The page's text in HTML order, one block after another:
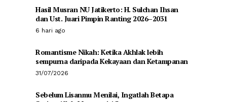
Hasil Musran NU Jatikerto: H. Sulchan Ihsan
dan Ust. Juari Pimpin Ranting 2026–2031
6 hari ago
Romantisme Nikah: Ketika Akhlak lebih
sempurna daripada Kekayaan dan Ketampanan
31/07/2026
Sebelum Lisanmu Menilai, Ingatlah Betapa